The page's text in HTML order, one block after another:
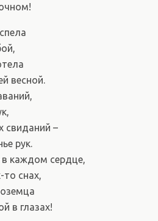
весной.
свиданий –
рук.
в каждом сердце,
то снах,
в глазах!